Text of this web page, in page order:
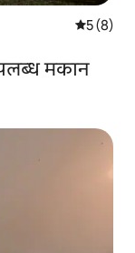
औसत रेटिंग
5 (8)
मकान